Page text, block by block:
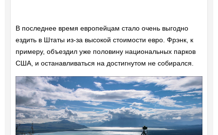
В последнее время европейцам стало очень выгодно
ездить в Штаты из-за высокой стоимости евро. Фрэнк, к
примеру, объездил уже половину национальных парков
США, и останавливаться на достигнутом не собирался.